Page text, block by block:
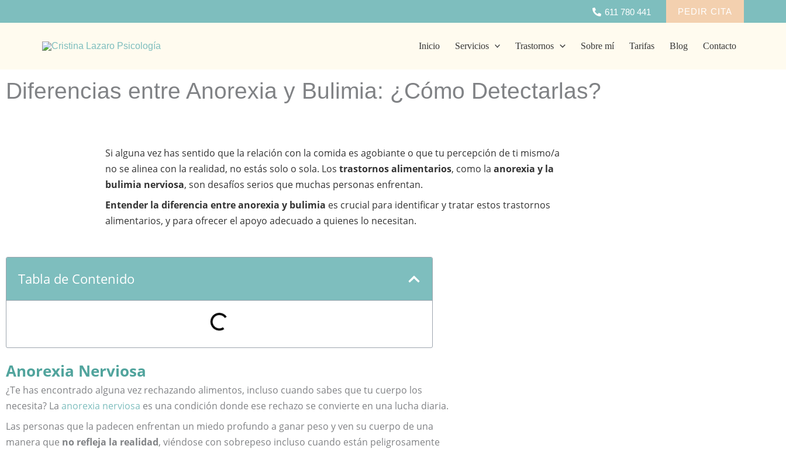
al
611 780 441 PEDIR CITA
Inicio Servicios Trastornos Sobre mí Tarifas Blog Contacto
Diferencias entre Anorexia y Bulimia: ¿Cómo Detectarlas?
Si alguna vez has sentido que la relación con la comida es agobiante o que tu percepción de ti mismo/a
no se alinea con la realidad, no estás solo o sola. Los trastornos alimentarios, como la anorexia y la
bulimia nerviosa, son desafíos serios que muchas personas enfrentan.
Entender la diferencia entre anorexia y bulimia es crucial para identificar y tratar estos trastornos
alimentarios, y para ofrecer el apoyo adecuado a quienes lo necesitan.
Tabla de Contenido
Anorexia Nerviosa
¿Te has encontrado alguna vez rechazando alimentos, incluso cuando sabes que tu cuerpo los
necesita? La anorexia nerviosa es una condición donde ese rechazo se convierte en una lucha diaria.
Las personas que la padecen enfrentan un miedo profundo a ganar peso y ven su cuerpo de una
manera que no refleja la realidad, viéndose con sobrepeso incluso cuando están peligrosamente